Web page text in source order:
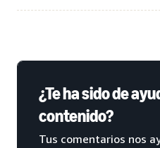
¿Te ha sido de
contenido?
Tus comentarios nos